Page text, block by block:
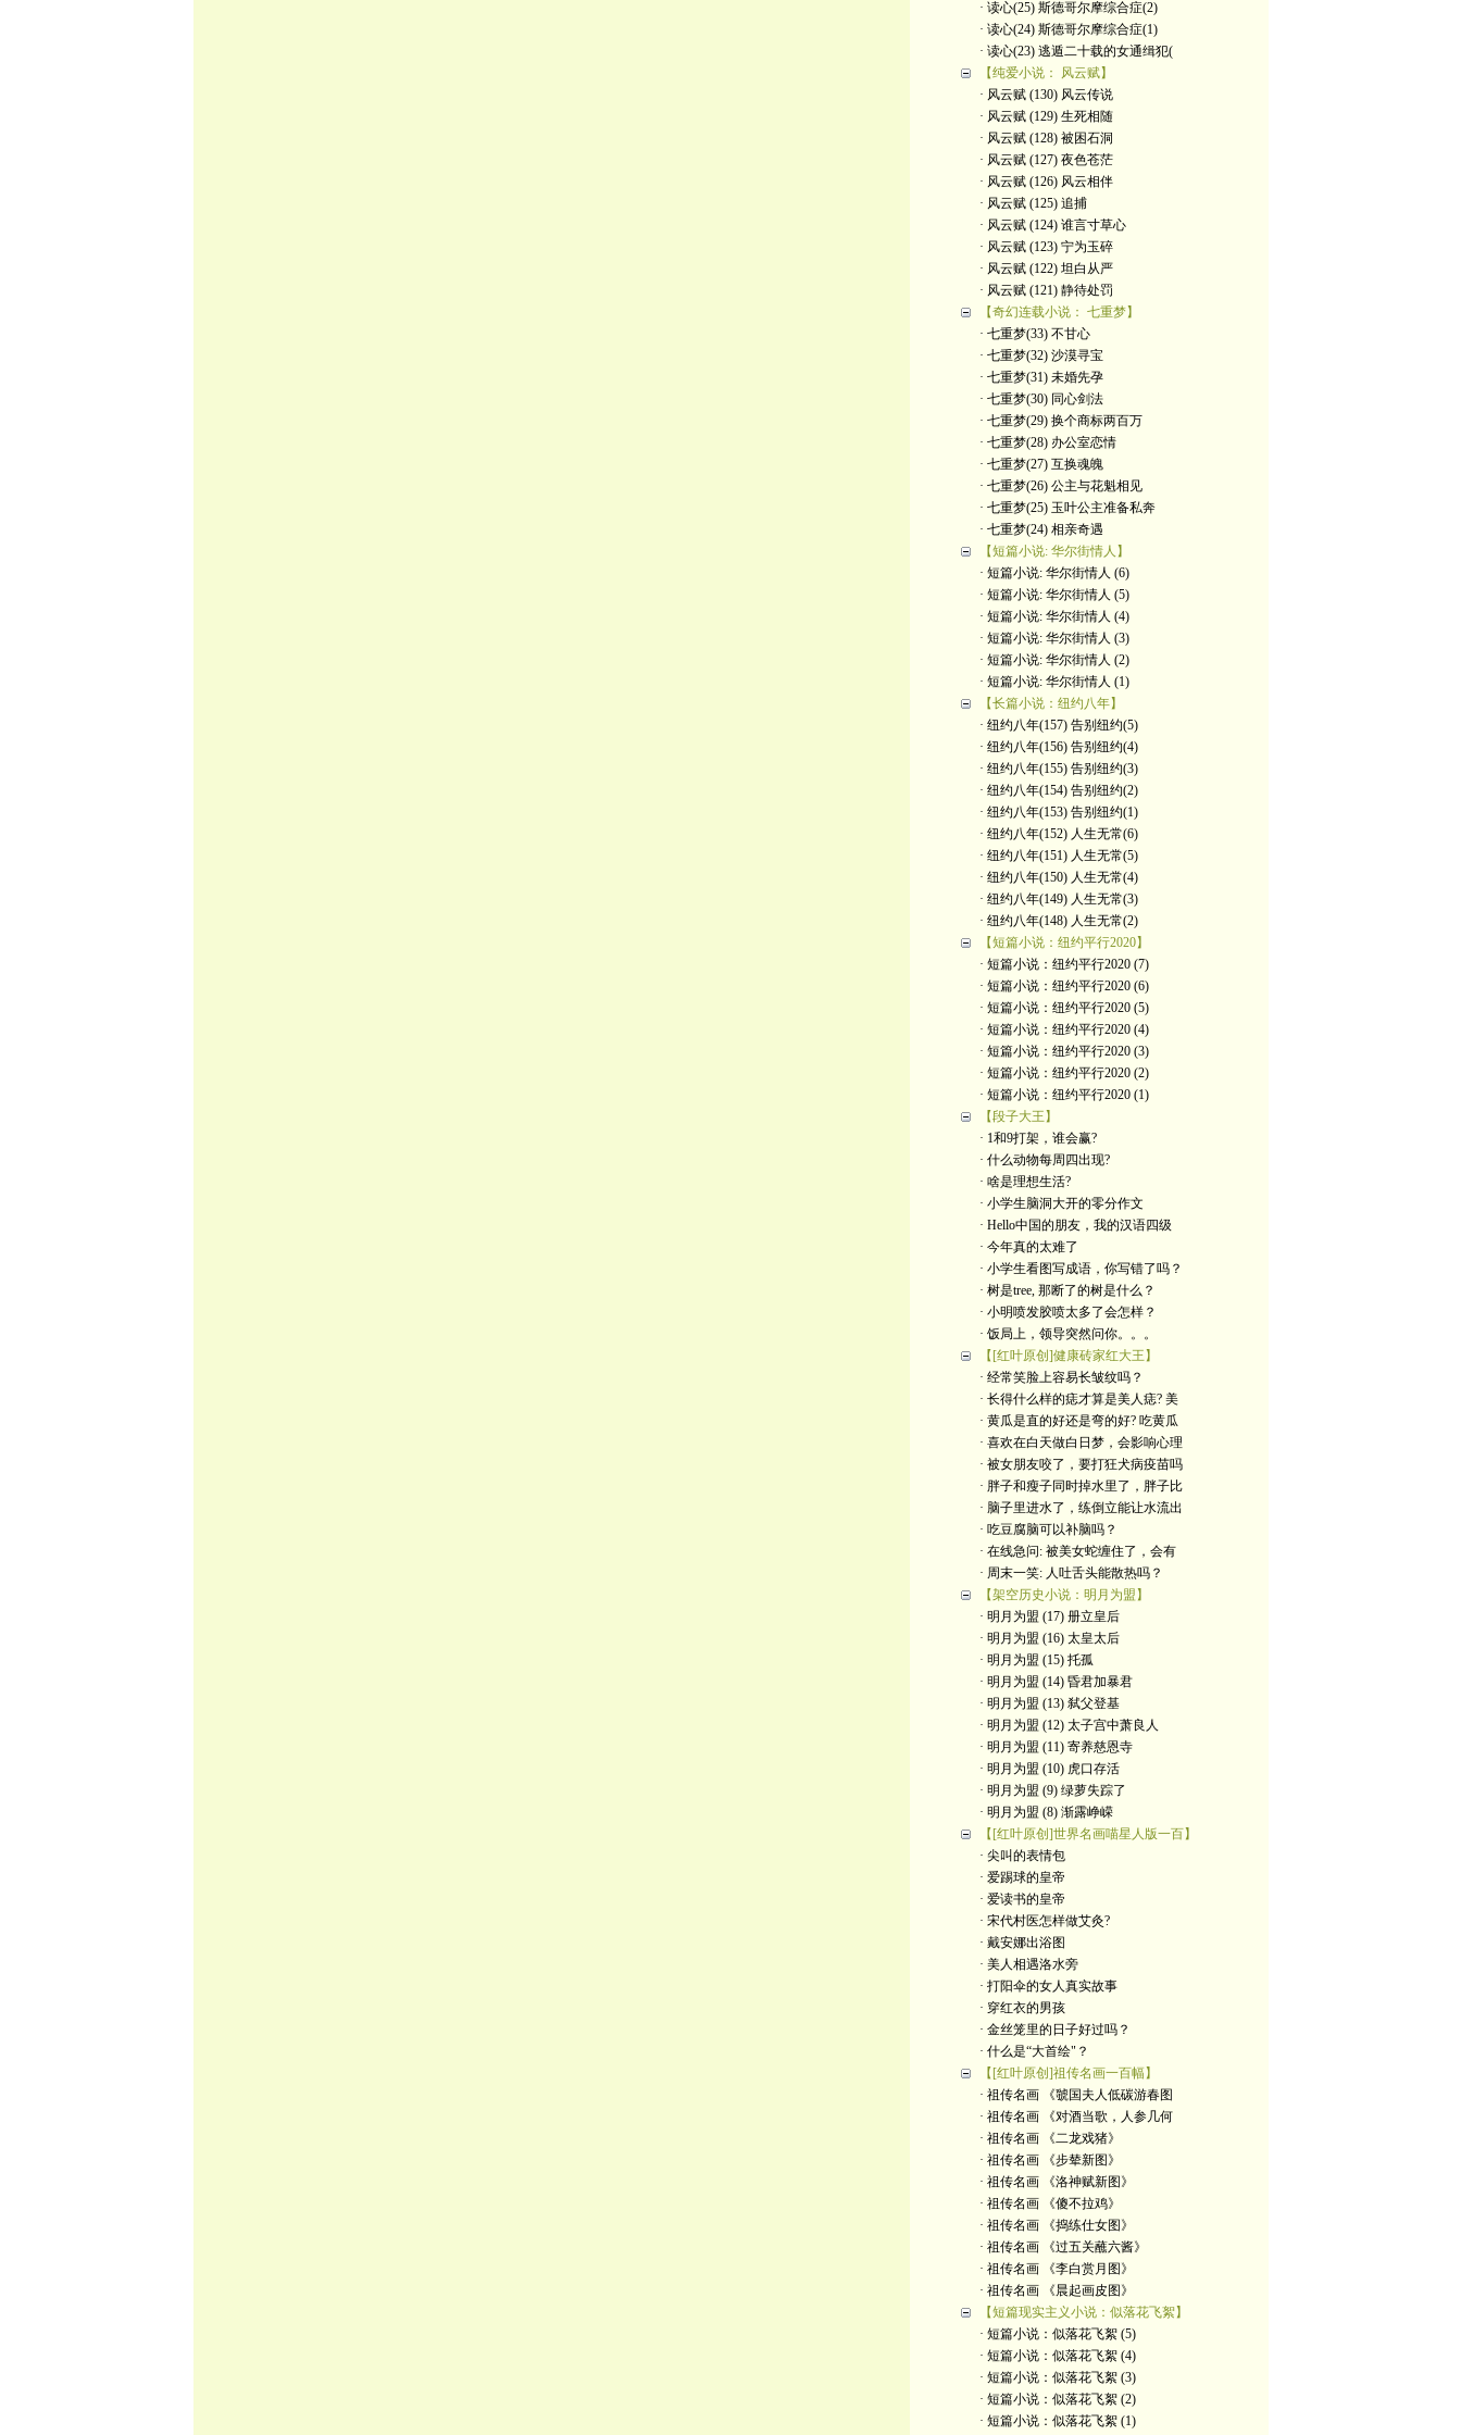
· 读心(25) 斯德哥尔摩综合症(2)
· 读心(24) 斯德哥尔摩综合症(1)
· 读心(23) 逃遁二十载的女通缉犯(
【纯爱小说： 风云赋】
· 风云赋 (130) 风云传说
· 风云赋 (129) 生死相随
· 风云赋 (128) 被困石洞
· 风云赋 (127) 夜色苍茫
· 风云赋 (126) 风云相伴
· 风云赋 (125) 追捕
· 风云赋 (124) 谁言寸草心
· 风云赋 (123) 宁为玉碎
· 风云赋 (122) 坦白从严
· 风云赋 (121) 静待处罚
【奇幻连载小说： 七重梦】
· 七重梦(33) 不甘心
· 七重梦(32) 沙漠寻宝
· 七重梦(31) 未婚先孕
· 七重梦(30) 同心剑法
· 七重梦(29) 换个商标两百万
· 七重梦(28) 办公室恋情
· 七重梦(27) 互换魂魄
· 七重梦(26) 公主与花魁相见
· 七重梦(25) 玉叶公主准备私奔
· 七重梦(24) 相亲奇遇
【短篇小说: 华尔街情人】
· 短篇小说: 华尔街情人 (6)
· 短篇小说: 华尔街情人 (5)
· 短篇小说: 华尔街情人 (4)
· 短篇小说: 华尔街情人 (3)
· 短篇小说: 华尔街情人 (2)
· 短篇小说: 华尔街情人 (1)
【长篇小说：纽约八年】
· 纽约八年(157) 告别纽约(5)
· 纽约八年(156) 告别纽约(4)
· 纽约八年(155) 告别纽约(3)
· 纽约八年(154) 告别纽约(2)
· 纽约八年(153) 告别纽约(1)
· 纽约八年(152) 人生无常(6)
· 纽约八年(151) 人生无常(5)
· 纽约八年(150) 人生无常(4)
· 纽约八年(149) 人生无常(3)
· 纽约八年(148) 人生无常(2)
【短篇小说：纽约平行2020】
· 短篇小说：纽约平行2020 (7)
· 短篇小说：纽约平行2020 (6)
· 短篇小说：纽约平行2020 (5)
· 短篇小说：纽约平行2020 (4)
· 短篇小说：纽约平行2020 (3)
· 短篇小说：纽约平行2020 (2)
· 短篇小说：纽约平行2020 (1)
【段子大王】
· 1和9打架，谁会赢?
· 什么动物每周四出现?
· 啥是理想生活?
· 小学生脑洞大开的零分作文
· Hello中国的朋友，我的汉语四级
· 今年真的太难了
· 小学生看图写成语，你写错了吗？
· 树是tree, 那断了的树是什么？
· 小明喷发胶喷太多了会怎样？
· 饭局上，领导突然问你。。。
【[红叶原创]健康砖家红大王】
· 经常笑脸上容易长皱纹吗？
· 长得什么样的痣才算是美人痣? 美
· 黄瓜是直的好还是弯的好? 吃黄瓜
· 喜欢在白天做白日梦，会影响心理
· 被女朋友咬了，要打狂犬病疫苗吗
· 胖子和瘦子同时掉水里了，胖子比
· 脑子里进水了，练倒立能让水流出
· 吃豆腐脑可以补脑吗？
· 在线急问: 被美女蛇缠住了，会有
· 周末一笑: 人吐舌头能散热吗？
【架空历史小说：明月为盟】
· 明月为盟 (17) 册立皇后
· 明月为盟 (16) 太皇太后
· 明月为盟 (15) 托孤
· 明月为盟 (14) 昏君加暴君
· 明月为盟 (13) 弑父登基
· 明月为盟 (12) 太子宫中萧良人
· 明月为盟 (11) 寄养慈恩寺
· 明月为盟 (10) 虎口存活
· 明月为盟 (9) 绿萝失踪了
· 明月为盟 (8) 渐露峥嵘
【[红叶原创]世界名画喵星人版一百】
· 尖叫的表情包
· 爱踢球的皇帝
· 爱读书的皇帝
· ​宋代村医怎样做艾灸?
· 戴安娜出浴图
· 美人相遇洛水旁
· 打阳伞的女人真实故事
· 穿红衣的男孩
· 金丝笼里的日子好过吗？
· 什么是“大首绘"？
【[红叶原创]祖传名画一百幅】
· 祖传名画 《虢国夫人低碳游春图
· 祖传名画 《对酒当歌，人参几何
· 祖传名画 《二龙戏猪》
· 祖传名画 《步辇新图》
· 祖传名画 《洛神赋新图》
· 祖传名画 《傻不拉鸡》
· 祖传名画 《捣练仕女图》
· 祖传名画 《过五关蘸六酱》
· 祖传名画 《李白赏月图》
· 祖传名画 《晨起画皮图》
【短篇现实主义小说：似落花飞絮】
· 短篇小说：似落花飞絮 (5)
· 短篇小说：似落花飞絮 (4)
· 短篇小说：似落花飞絮 (3)
· 短篇小说：似落花飞絮 (2)
· 短篇小说：似落花飞絮 (1)